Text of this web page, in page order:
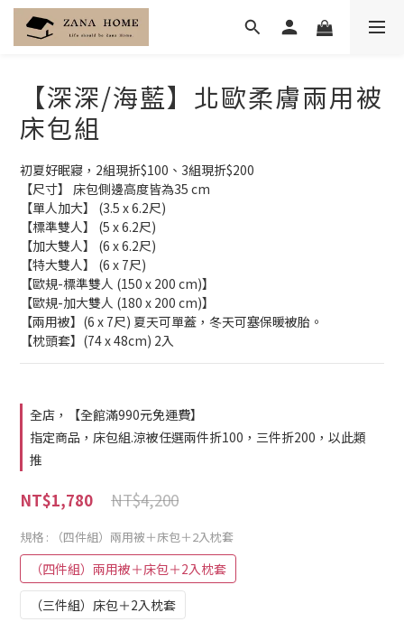
【深深/海藍】北歐柔膚兩用被
床包組
初夏好眠寢，2組現折$100、3組現折$200
【尺寸】 床包側邊高度皆為35 cm
【單人加大】 (3.5 x 6.2尺)
【標準雙人】 (5 x 6.2尺)
【加大雙人】 (6 x 6.2尺)
【特大雙人】 (6 x 7尺)
【歐規-標準雙人 (150 x 200 cm)】
【歐規-加大雙人 (180 x 200 cm)】
【兩用被】(6 x 7尺) 夏天可單蓋，冬天可塞保暖被胎。
【枕頭套】(74 x 48cm) 2入
全店，【全館滿990元免運費】
指定商品，床包組.涼被任選兩件折100，三件折200，以此類
推
NT$4,200
NT$1,780
規格 : （四件組）兩用被＋床包＋2入枕套
（四件組）兩用被＋床包＋2入枕套
（三件組）床包＋2入枕套